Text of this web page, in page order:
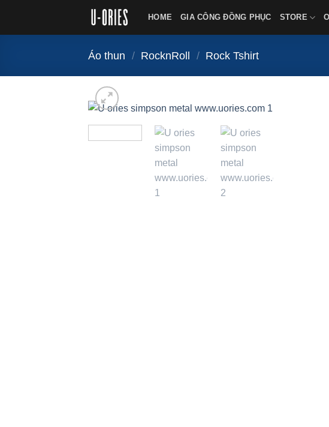
nội
HOME GIA CÔNG ĐỒNG PHỤC STORE
Áo thun / RocknRoll / Rock Tshirt